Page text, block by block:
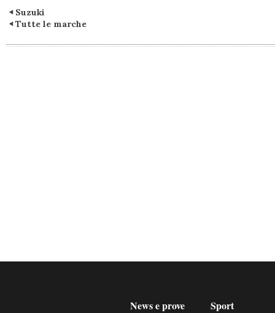
Suzuki
Tutte le marche
News e prove Sport